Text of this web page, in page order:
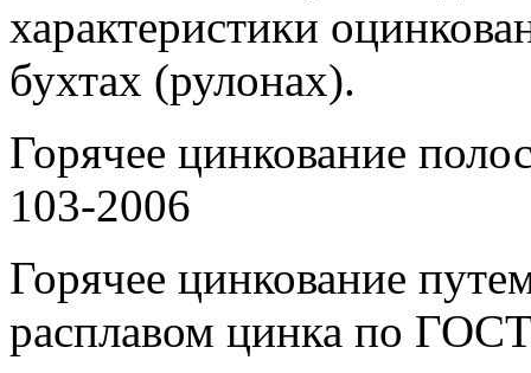
характеристики
бухтах (рулонах).
Горячее цинкование
103-2006
Горячее цинкование
расплавом цинка по